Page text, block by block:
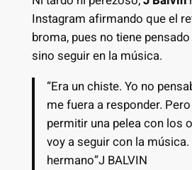
Instagram afirmando que el
broma, pues no tiene
sino seguir en la música.
“Era un chiste. Yo no
me fuera a responder.
permitir una pelea con los
voy a seguir con la
hermano”J BALVIN